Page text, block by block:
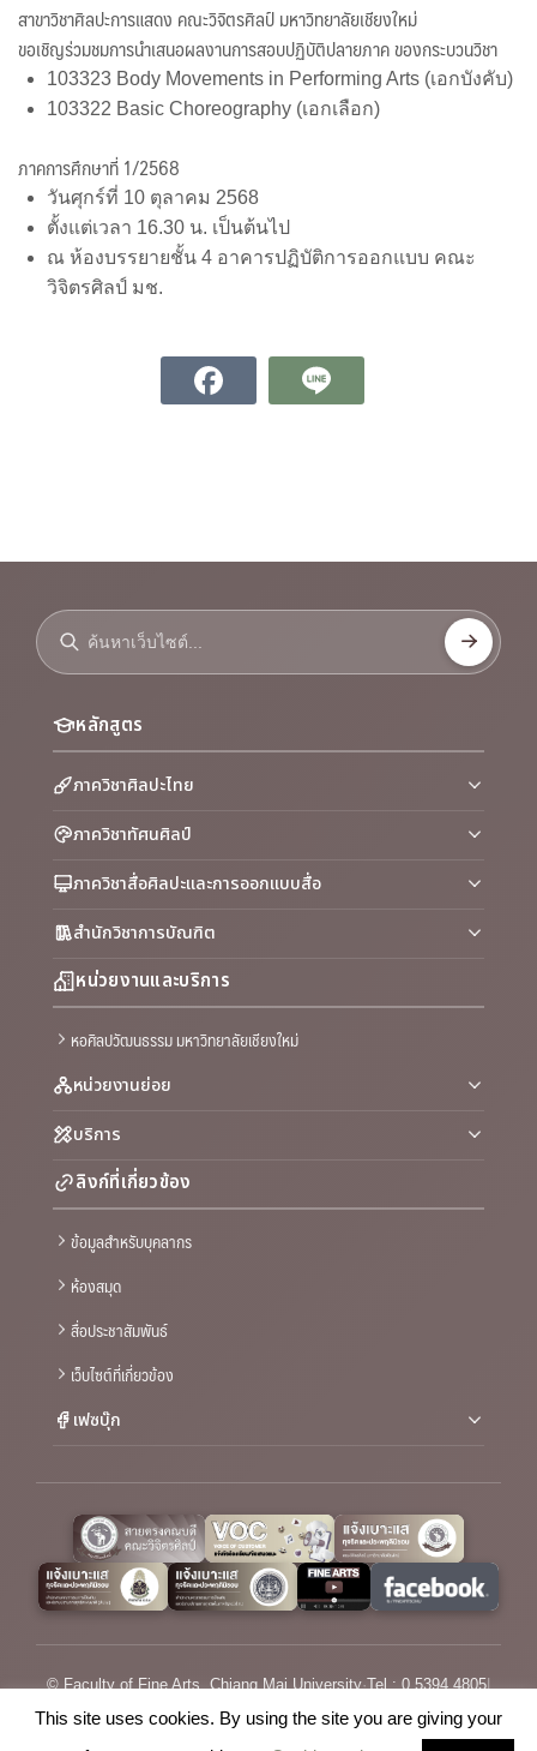
สาขาวิชาศิลปะการแสดง คณะวิจิตรศิลป์ มหาวิทยาลัยเชียงใหม่
ขอเชิญร่วมชมการนำเสนอผลงานการสอบปฏิบัติปลายภาค ของกระบวนวิชา
103323 Body Movements in Performing Arts (เอกบังคับ)
103322 Basic Choreography (เอกเลือก)
ภาคการศึกษาที่ 1/2568
วันศุกร์ที่ 10 ตุลาคม 2568
ตั้งแต่เวลา 16.30 น. เป็นต้นไป
ณ ห้องบรรยายชั้น 4 อาคารปฏิบัติการออกแบบ คณะ
วิจิตรศิลป์ มช.
หลักสูตร
ภาควิชาศิลปะไทย
ภาควิชาทัศนศิลป์
ภาควิชาสื่อศิลปะและการออกแบบสื่อ
สำนักวิชาการบัณฑิต
หน่วยงานและบริการ
หอศิลปวัฒนธรรม มหาวิทยาลัยเชียงใหม่
หน่วยงานย่อย
บริการ
ลิงก์ที่เกี่ยวข้อง
ข้อมูลสำหรับบุคลากร
ห้องสมุด
สื่อประชาสัมพันธ์
เว็บไซต์ที่เกี่ยวข้อง
เฟซบุ๊ก
© Faculty of Fine Arts, Chiang Mai University·Tel : 0 5394 4805|
Email :
saraban_fofa@cmu.ac.th
This site uses cookies. By using the site you are giving your